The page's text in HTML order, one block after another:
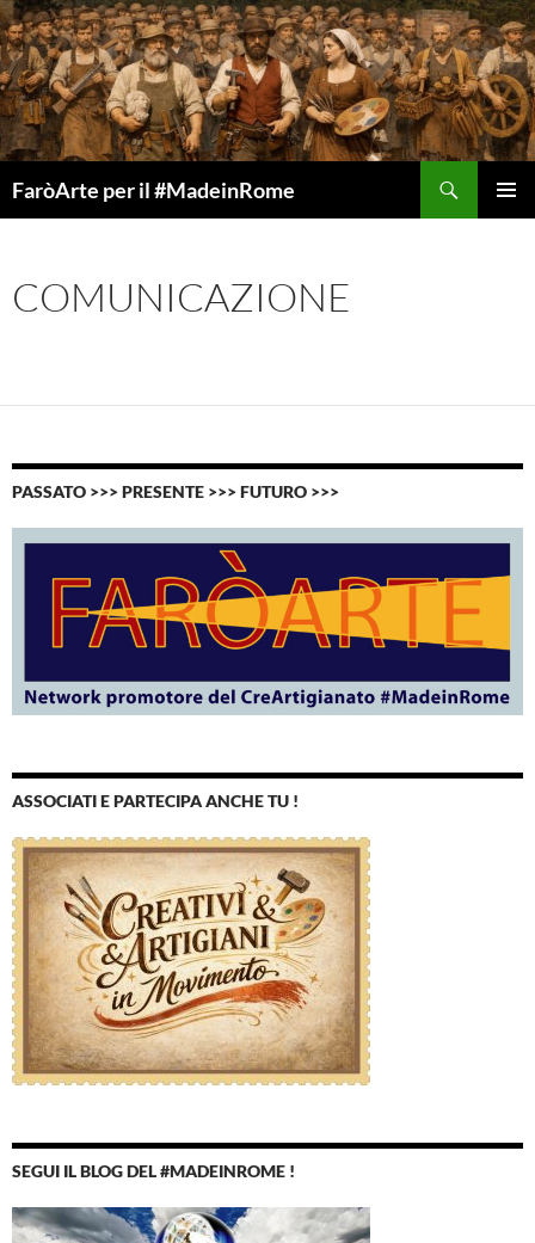
Vai
al
contenuto
FaròArte per il #MadeinRome
COMUNICAZIONE
PASSATO >>> PRESENTE >>> FUTURO >>>
ASSOCIATI E PARTECIPA ANCHE TU !
SEGUI IL BLOG DEL #MADEINROME !